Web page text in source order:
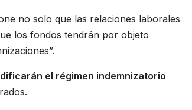
no solo que las relaciones laborales
los fondos tendrán por objeto
el régimen indemnizatorio